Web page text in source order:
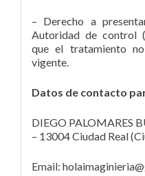
– Derecho a
Autoridad de control
que el tratamiento
vigente.
Datos de contacto
DIEGO PALOMARES
– 13004 Ciudad Real
Email: